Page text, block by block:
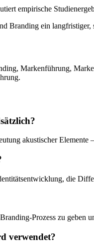
empirische
Branding ein
Markenführung,
akustischer
die
Prozess zu
verwendet?